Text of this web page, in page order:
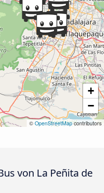
+
−
© OpenStreetMapcontributors
von La Peñita de